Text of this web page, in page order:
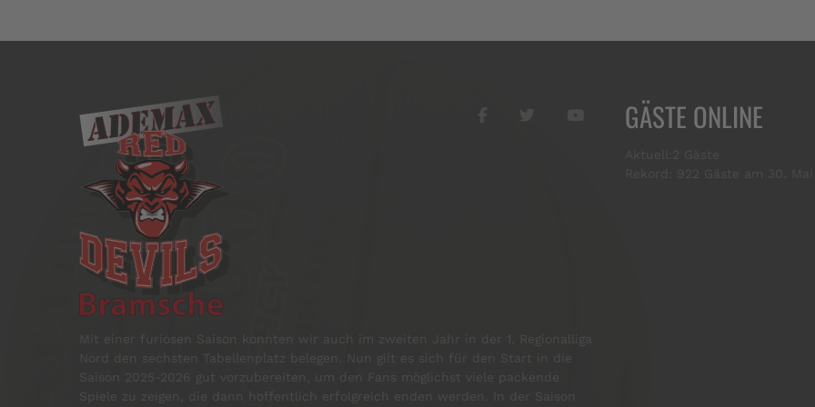
Mit einer furiosen Saison konnten wir auch im zweiten Jahr in der 1. Regionalliga
Nord den sechsten Tabellenplatz belegen. Nun gilt es sich für den Start in die
Saison 2025-2026 gut vorzubereiten, um den Fans möglichst viele packende
Spiele zu zeigen, die dann hoffentlich erfolgreich enden werden. In der Saison
GÄSTE ONLINE